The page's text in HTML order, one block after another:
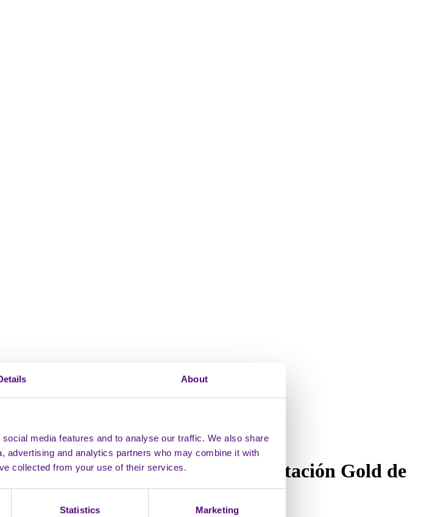
About
media features and to analyse our traffic. We also share
advertising and analytics partners who may combine it with
collected from your use of their services.
Statistics Marketing
la ANTT.
del paciente mediante la acreditación Gold de